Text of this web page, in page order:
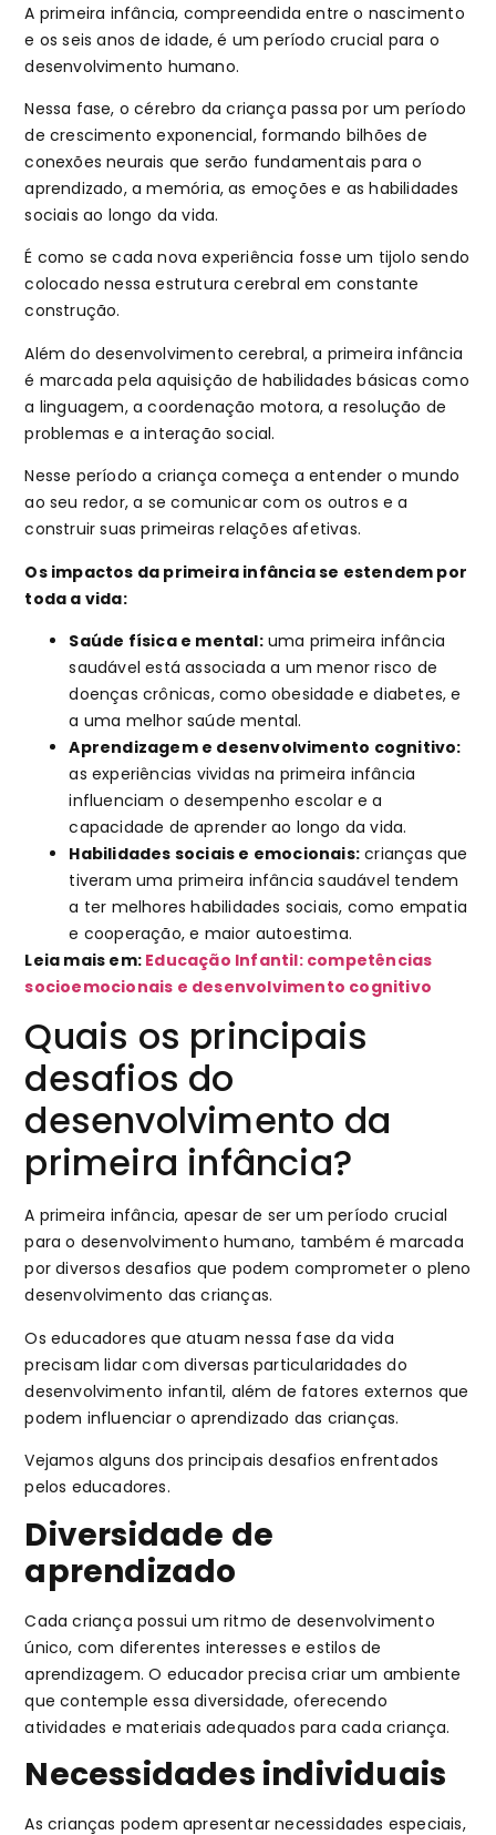
A primeira infância, compreendida entre o nascimento
e os seis anos de idade, é um período crucial para o
desenvolvimento humano.
Nessa fase, o cérebro da criança passa por um período
de crescimento exponencial, formando bilhões de
conexões neurais que serão fundamentais para o
aprendizado, a memória, as emoções e as habilidades
sociais ao longo da vida.
É como se cada nova experiência fosse um tijolo sendo
colocado nessa estrutura cerebral em constante
construção.
Além do desenvolvimento cerebral, a primeira infância
é marcada pela aquisição de habilidades básicas como
a linguagem, a coordenação motora, a resolução de
problemas e a interação social.
Nesse período a criança começa a entender o mundo
ao seu redor, a se comunicar com os outros e a
construir suas primeiras relações afetivas.
Os impactos da primeira infância se estendem por
toda a vida:
Saúde física e mental:uma primeira infância
saudável está associada a um menor risco de
doenças crônicas, como obesidade e diabetes, e
a uma melhor saúde mental.
Aprendizagem e desenvolvimento cognitivo:
as experiências vividas na primeira infância
influenciam o desempenho escolar e a
capacidade de aprender ao longo da vida.
Habilidades sociais e emocionais: crianças que
tiveram uma primeira infância saudável tendem
a ter melhores habilidades sociais, como empatia
e cooperação, e maior autoestima.
Leia mais em: Educação Infantil: competências
socioemocionais e desenvolvimento cognitivo
Quais os principais
desafios do
desenvolvimento da
primeira infância?
A primeira infância, apesar de ser um período crucial
para o desenvolvimento humano, também é marcada
por diversos desafios que podem comprometer o pleno
desenvolvimento das crianças.
Os educadores que atuam nessa fase da vida
precisam lidar com diversas particularidades do
desenvolvimento infantil, além de fatores externos que
podem influenciar o aprendizado das crianças.
Vejamos alguns dos principais desafios enfrentados
pelos educadores.
Diversidade de
aprendizado
Cada criança possui um ritmo de desenvolvimento
único, com diferentes interesses e estilos de
aprendizagem. O educador precisa criar um ambiente
que contemple essa diversidade, oferecendo
atividades e materiais adequados para cada criança.
Necessidades individuais
As crianças podem apresentar necessidades especiais,